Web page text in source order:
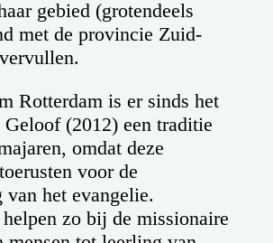
gebied (grotendeels
met de provincie Zuid-
Rotterdam is er sinds het
Geloof (2012) een traditie
omdat deze
voor de
van het evangelie.
zo bij de missionaire